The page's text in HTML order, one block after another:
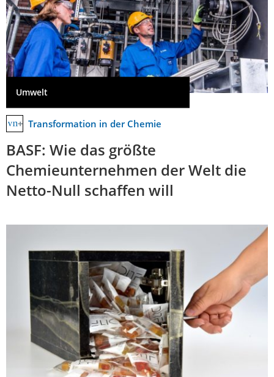
Umwelt
Transformation in der Chemie
BASF: Wie das größte
Chemieunternehmen der Welt die
Netto-Null schaffen will